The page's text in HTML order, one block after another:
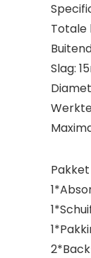
Totale
Slag:
Pakket